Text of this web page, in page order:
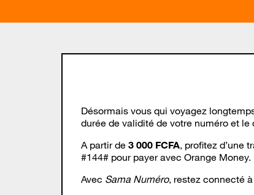
Désormais vous qui voyagez
durée de validité de votre numéro et le
A partir de 3 000 FCFA, profitez d’une
#144# pour payer avec Orange Money.
Avec Sama Numéro, restez connecté